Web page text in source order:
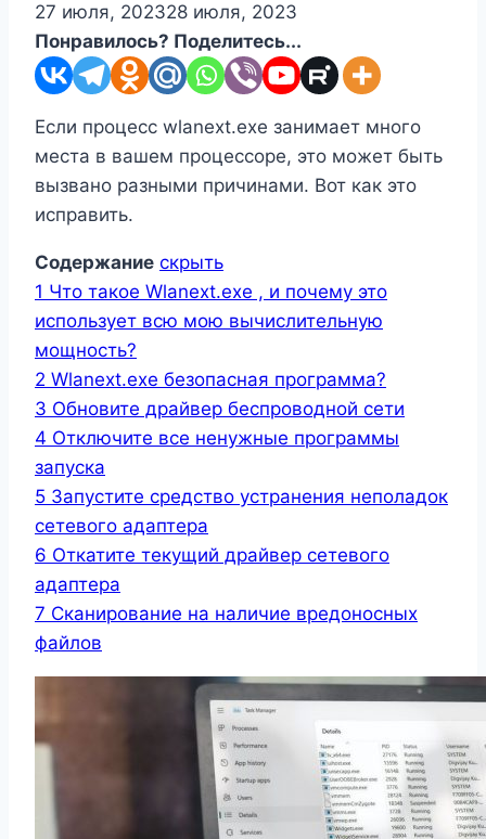
27 июля, 202328 июля, 2023
Понравилось? Поделитесь...
Если процесс wlanext.exe занимает много
места в вашем процессоре, это может быть
вызвано разными причинами. Вот как это
исправить.
Содержание скрыть
1 Что такое Wlanext.exe , и почему это
использует всю мою вычислительную
мощность?
2 Wlanext.exe безопасная программа?
3 Обновите драйвер беспроводной сети
4 Отключите все ненужные программы
запуска
5 Запустите средство устранения неполадок
сетевого адаптера
6 Откатите текущий драйвер сетевого
адаптера
7 Сканирование на наличие вредоносных
файлов